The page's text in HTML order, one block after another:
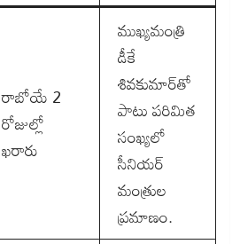
రాబోయే 2
రోజుల్లో
ఖరారు
ముఖ్యమంత్రి
డీకే
శివకుమార్‌తో
పాటు పరిమిత
సంఖ్యలో
సీనియర్
మంత్రుల
ప్రమాణం.